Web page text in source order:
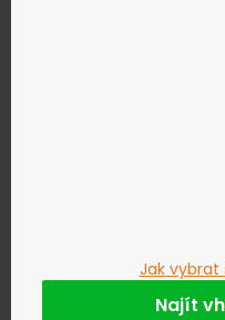
Jak vybrat
Najít